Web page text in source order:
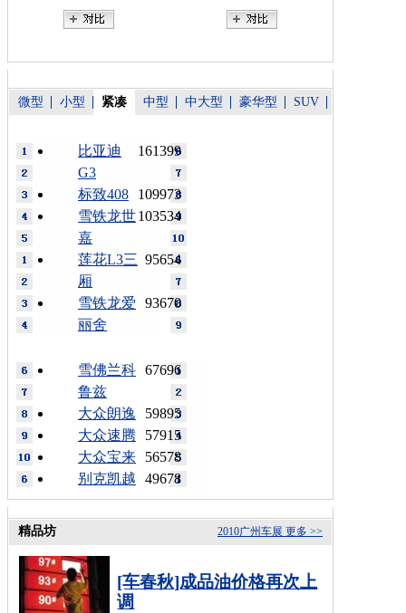
微型 小型 紧凑 中型 中大型 豪华型 SUV
161399
比亚迪
G3
109973
标致408
103534
雪铁龙世
嘉
95654
莲花L3三
厢
93670
雪铁龙爱
丽舍
67696
雪佛兰科
鲁兹
59895
大众朗逸
57915
大众速腾
56578
大众宝来
49678
别克凯越
更多 >>
2010广州车展
精品坊
[车春秋]成品油价格再次上
调